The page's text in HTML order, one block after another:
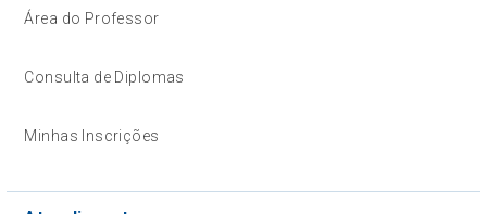
Área do Professor
Consulta de Diplomas
Minhas Inscrições